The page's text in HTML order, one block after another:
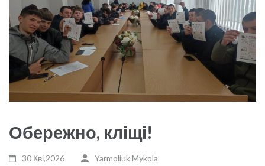
Обережно, кліщі!
30 Кві,2026 Yarmoliuk Mykola